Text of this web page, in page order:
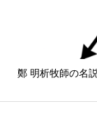
鄭 明析牧師の名